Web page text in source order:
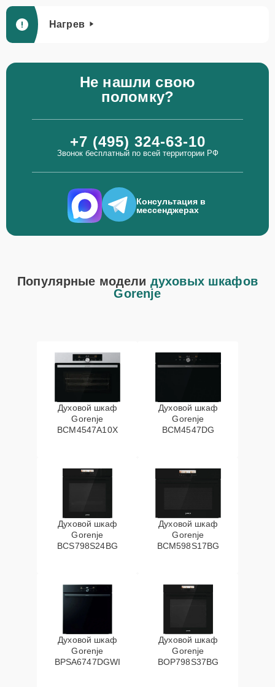
Нагрев
Не нашли свою
поломку?
+7 (495) 324-63-10
Звонок бесплатный по всей территории РФ
Консультация в
мессенджерах
Популярные модели духовых шкафов
Gorenje
Духовой шкаф
Gorenje
BCM4547A10X
Духовой шкаф
Gorenje
BCM4547DG
Духовой шкаф
Gorenje
BCS798S24BG
Духовой шкаф
Gorenje
BCM598S17BG
Духовой шкаф
Gorenje
BPSA6747DGWI
Духовой шкаф
Gorenje
BOP798S37BG